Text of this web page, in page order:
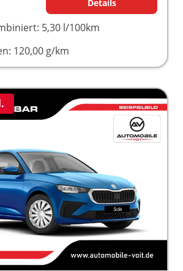
Details
5,30 l/100km
120,00 g/km